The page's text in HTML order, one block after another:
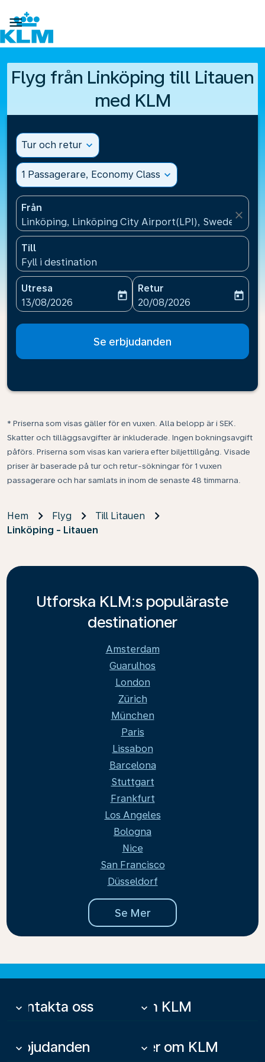

Flyg från Linköping till Litauen
med KLM
Tur och retur expand_more
1 Passagerare, Economy Class expand_more
Från
Linköping, Linköping City Airport(LPI), Sweden
close
Till
Fyll i destination
Utresa
fc-booking-departure-date-aria-label
13/08/2026
today
Retur
fc-booking-return-date-
20/08/2026
today
Se erbjudanden
* Priserna som visas gäller för en vuxen. Alla belopp är i SEK.
Skatter och tilläggsavgifter är inkluderade. Ingen bokningsavgift
påförs. Priserna som visas kan variera efter biljettillgång. Visade
priser är baserade på tur och retur-sökningar för 1 vuxen
passagerare och har samlats in inom de senaste 48 timmarna.
Hem Flyg
Till Litauen
Linköping - Litauen
Utforska KLM:s populäraste
destinationer
Amsterdam
Guarulhos
London
Zürich
München
Paris
Lissabon
Barcelona
Stuttgart
Frankfurt
Los Angeles
Bologna
Nice
San Francisco
Düsseldorf
Se Mer
Kontakta oss
keyboard_arrow_down Om KLM
keyboard_arrow_down
Erbjudanden
keyboard_arrow_down Mer om KLM
keyboard_arrow_down